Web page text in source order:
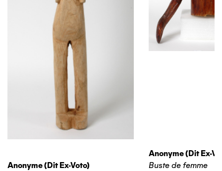
Anonyme (dit Ex-Voto)
Anonyme (dit Ex-
Buste de femme